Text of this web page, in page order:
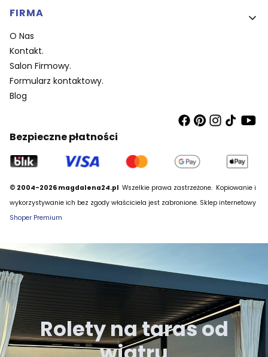
FIRMA
O Nas
Kontakt.
Salon Firmowy.
Formularz kontaktowy.
Blog
Bezpieczne płatności
© 2004-2026 magdalena24.pl Wszelkie prawa zastrzeżone. Kopiowanie i
wykorzystywanie ich bez zgody właściciela jest zabronione. Sklep internetowy
Shoper Premium
Rolety na taras od